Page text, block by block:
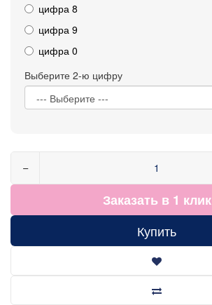
цифра 8
цифра 9
цифра 0
Выберите 2-ю цифру
−
Заказать в 1 клик
Купить